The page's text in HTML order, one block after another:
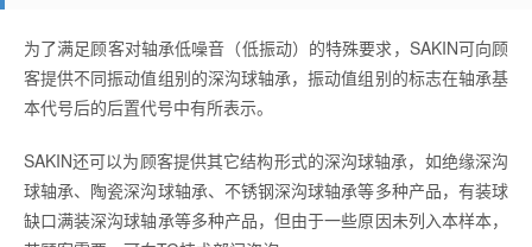
为了满足顾客对轴承低噪音（低振动）的特殊要求，SAKIN可向顾
客提供不同振动值组别的深沟球轴承，振动值组别的标志在轴承基
本代号后的后置代号中有所表示。
SAKIN还可以为顾客提供其它结构形式的深沟球轴承，如绝缘深沟
球轴承、陶瓷深沟球轴承、不锈钢深沟球轴承等多种产品，有装球
缺口满装深沟球轴承等多种产品，但由于一些原因未列入本样本，